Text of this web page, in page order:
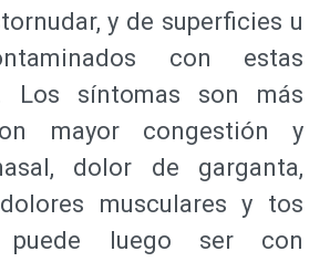
y de superficies u
con estas
Los síntomas son más
mayor congestión y
dolor de garganta,
musculares y tos
puede luego ser con